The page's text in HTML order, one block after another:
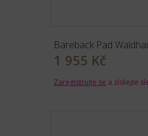
Bareback Pad
1 955 Kč
Zaregistrujte se a získejte